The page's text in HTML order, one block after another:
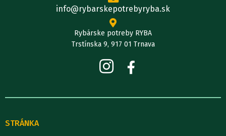
info@rybarskepotrebyryba.sk
Rybárske potreby RYBA
Trstínska 9, 917 01 Trnava
STRÁNKA